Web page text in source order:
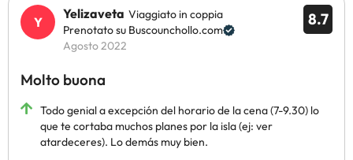
8.7
Yelizaveta Viaggiato in coppia
Prenotato su Buscounchollo.com
Agosto 2022
Molto buona
Todo genial a excepción del horario de la cena (7-9.30) lo
que te cortaba muchos planes por la isla (ej: ver
atardeceres). Lo demás muy bien.